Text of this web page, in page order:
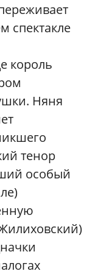
спектакле
король
Няня
тенор
особый